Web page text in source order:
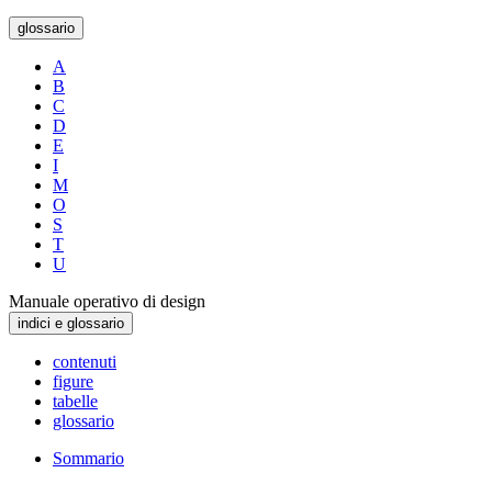
glossario
A
B
C
D
E
I
M
O
S
T
U
Manuale operativo di design
indici e glossario
contenuti
figure
tabelle
glossario
Sommario